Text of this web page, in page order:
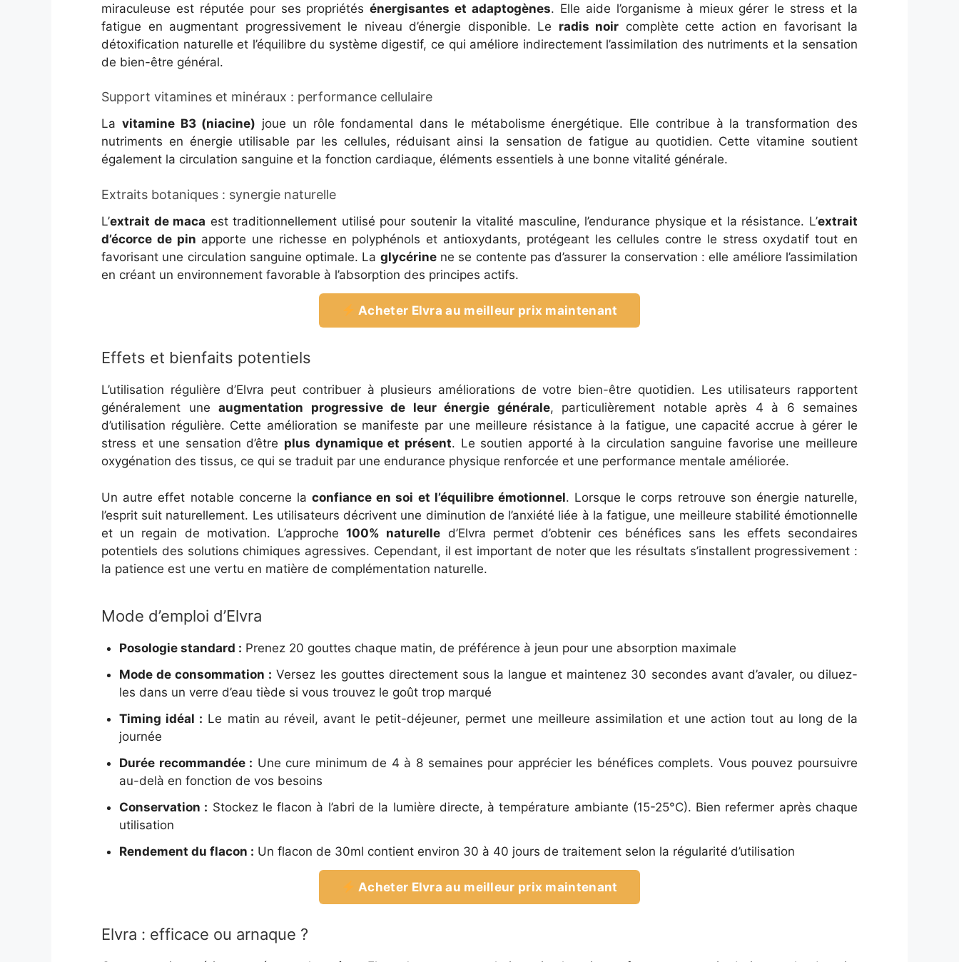
miraculeuse est réputée pour ses propriétésénergisantes et adaptogènes. Elle aide l’organisme à mieux gérer le stress et la
fatigue en augmentant progressivement le niveau d’énergie disponible. Le radis noir complète cette action en favorisant la
détoxification naturelle et l’équilibre du système digestif, ce qui améliore indirectement l’assimilation des nutriments et la sensation
de bien-être général.
Support vitamines et minéraux : performance cellulaire
La vitamine B3 (niacine) joue un rôle fondamental dans le métabolisme énergétique. Elle contribue à la transformation des
nutriments en énergie utilisable par les cellules, réduisant ainsi la sensation de fatigue au quotidien. Cette vitamine soutient
également la circulation sanguine et la fonction cardiaque, éléments essentiels à une bonne vitalité générale.
Extraits botaniques : synergie naturelle
L’extrait de maca est traditionnellement utilisé pour soutenir la vitalité masculine, l’endurance physique et la résistance. L’extrait
d’écorce de pin apporte une richesse en polyphénols et antioxydants, protégeant les cellules contre le stress oxydatif tout en
favorisant une circulation sanguine optimale. La glycérinene se contente pas d’assurer la conservation : elle améliore l’assimilation
en créant un environnement favorable à l’absorption des principes actifs.
Acheter Elvra au meilleur prix maintenant
Effets et bienfaits potentiels
L’utilisation régulière d’Elvra peut contribuer à plusieurs améliorations de votre bien-être quotidien. Les utilisateurs rapportent
généralement une augmentation progressive de leur énergie générale, particulièrement notable après 4 à 6 semaines
d’utilisation régulière. Cette amélioration se manifeste par une meilleure résistance à la fatigue, une capacité accrue à gérer le
stress et une sensation d’être plus dynamique et présent. Le soutien apporté à la circulation sanguine favorise une meilleure
oxygénation des tissus, ce qui se traduit par une endurance physique renforcée et une performance mentale améliorée.
Un autre effet notable concerne la confiance en soi et l’équilibre émotionnel. Lorsque le corps retrouve son énergie naturelle,
l’esprit suit naturellement. Les utilisateurs décrivent une diminution de l’anxiété liée à la fatigue, une meilleure stabilité émotionnelle
et un regain de motivation. L’approche100% naturelle d’Elvra permet d’obtenir ces bénéfices sans les effets secondaires
potentiels des solutions chimiques agressives. Cependant, il est important de noter que les résultats s’installent progressivement :
la patience est une vertu en matière de complémentation naturelle.
Mode d’emploi d’Elvra
Posologie standard : Prenez 20 gouttes chaque matin, de préférence à jeun pour une absorption maximale
Mode de consommation : Versez les gouttes directement sous la langue et maintenez 30 secondes avant d’avaler, ou diluez-
les dans un verre d’eau tiède si vous trouvez le goût trop marqué
Timing idéal : Le matin au réveil, avant le petit-déjeuner, permet une meilleure assimilation et une action tout au long de la
journée
Durée recommandée : Une cure minimum de 4 à 8 semaines pour apprécier les bénéfices complets. Vous pouvez poursuivre
au-delà en fonction de vos besoins
Conservation : Stockez le flacon à l’abri de la lumière directe, à température ambiante (15-25°C). Bien refermer après chaque
utilisation
Rendement du flacon : Un flacon de 30ml contient environ 30 à 40 jours de traitement selon la régularité d’utilisation
Acheter Elvra au meilleur prix maintenant
Elvra : efficace ou arnaque ?